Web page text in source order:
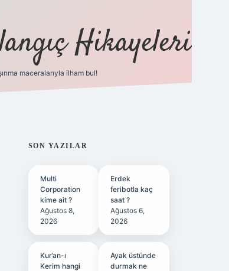
Hikayeleri
maceralarıyla ilham bul!
SIDEBAR
SON YAZILAR
Multi
Corporation
kime ait ?
Ağustos 8,
2026
Erdek
feribotla kaç
saat ?
Ağustos 6,
2026
Kur’an-ı
Kerim hangi
Ayak üstünde
durmak ne